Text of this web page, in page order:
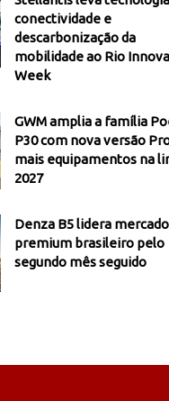
conectividade e
descarbonização da
mobilidade ao Rio
Week
GWM amplia a família
P30 com nova versão
mais equipamentos na
2027
Denza B5 lidera mercado
premium brasileiro pelo
segundo mês seguido